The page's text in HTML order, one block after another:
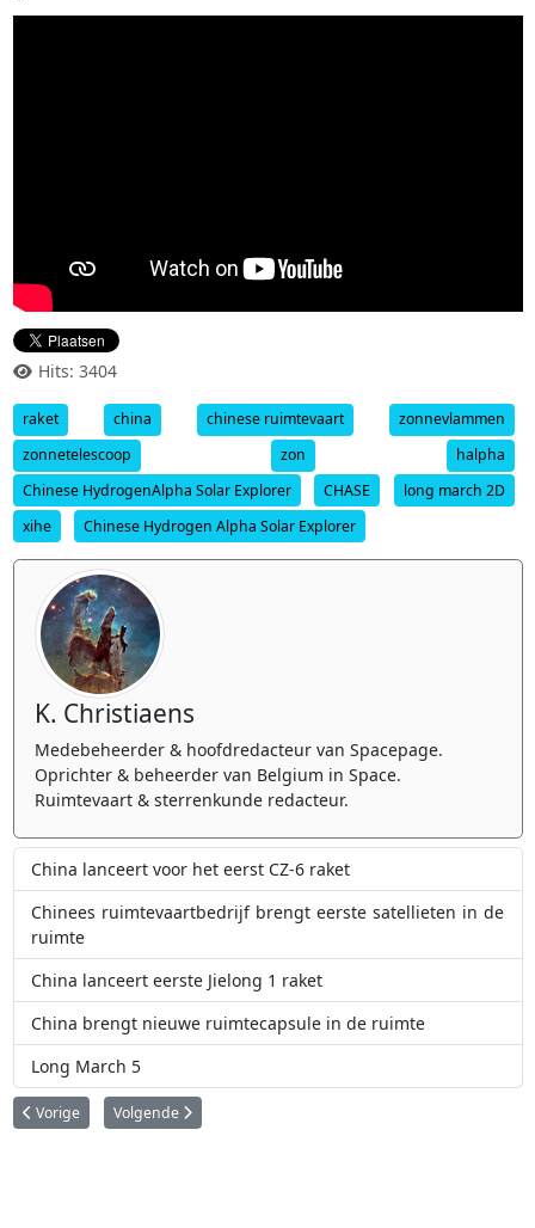
Hits: 3404
raket china chinese ruimtevaart
zonnevlammen
zonnetelescoop
zon
halpha
Chinese HydrogenAlpha Solar Explorer
CHASE
long march 2D
xihe
Chinese Hydrogen Alpha Solar Explorer
K. Christiaens
Medebeheerder & hoofdredacteur van Spacepage.
Oprichter & beheerder van Belgium in Space.
Ruimtevaart & sterrenkunde redacteur.
China lanceert voor het eerst CZ-6 raket
Chinees ruimtevaartbedrijf brengt eerste satellieten in de
ruimte
China lanceert eerste Jielong 1 raket
China brengt nieuwe ruimtecapsule in de ruimte
Long March 5
Vorig artikel: Eerste Chinese vrouwelijke ruimtewandeling vanuit Chinees
Vorige Volgende artikel: Chinese ruimtevaarders keren na drie
Volgende